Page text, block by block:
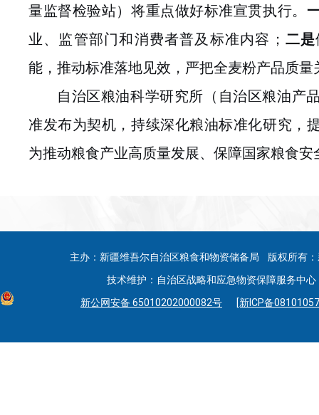
量监督检验站）将重点做好标准宣贯执行。
业、监管部门和消费者普及标准内容； 二是
能，推动标准落地见效，严把全麦粉产品质量
自治区粮油科学研究所 （ 自治区粮油产
准发布为契机，持续深化粮油标准化研究，
为推动粮食产业高质量发展、保障国家粮食
主办：新疆维吾尔自治区粮食和物资储备局 版权所有
技术维护：自治区战略和应急物资保障服务中
新公网安备 65010202000082号
[新ICP备